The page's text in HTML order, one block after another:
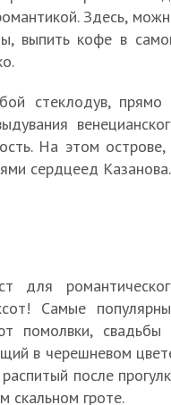
Здесь,
выпить кофе в
стеклодув, прямо
На этом острове,
сердцеед Казанова.
для
Самые
помолвки, свадьбы
в черешневом
после
скальном гроте.